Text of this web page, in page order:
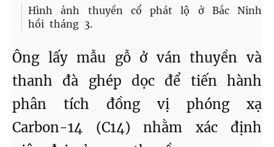
Hình ảnh thuyền cổ phát lộ ở Bắc Ninh
hồi tháng 3.
Ông lấy mẫu gỗ ở ván thuyền và
thanh đà ghép dọc để tiến hành
phân tích đồng vị phóng xạ
Carbon-14 (C14) nhằm xác định